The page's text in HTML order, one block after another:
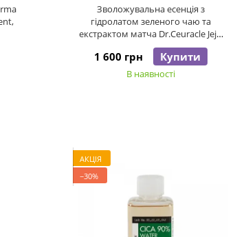
Зволожувальна есенція з
гідролатом зеленого чаю та
екстрактом матча Dr.Ceuracle Jeju
Matcha Tea Essence, 150 мл
1 600 грн Купити
В наявності
АКЦІЯ
−30%